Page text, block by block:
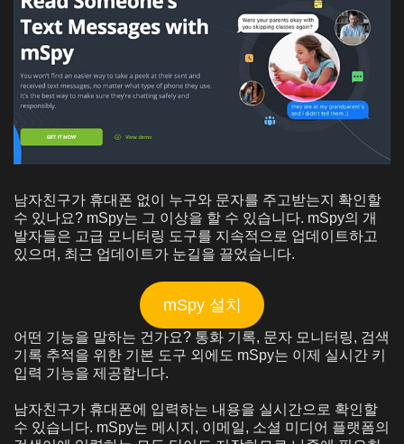
남자친구가 휴대폰 없이 누구와 문자를 주고받는지 확인할
수 있나요? mSpy는 그 이상을 할 수 있습니다. mSpy의 개
발자들은 고급 모니터링 도구를 지속적으로 업데이트하고
있으며, 최근 업데이트가 눈길을 끌었습니다.
mSpy 설치
어떤 기능을 말하는 건가요? 통화 기록, 문자 모니터링, 검색
기록 추적을 위한 기본 도구 외에도 mSpy는 이제 실시간 키
입력 기능을 제공합니다.
남자친구가 휴대폰에 입력하는 내용을 실시간으로 확인할
수 있습니다. mSpy는 메시지, 이메일, 소셜 미디어 플랫폼의